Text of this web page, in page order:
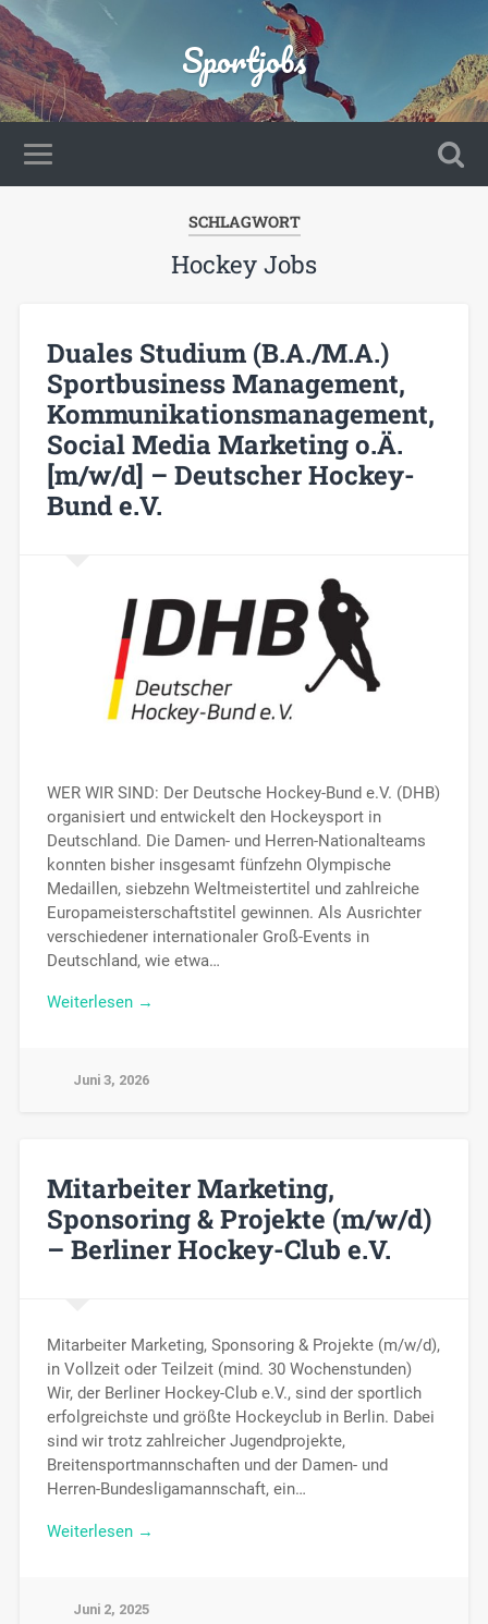
Sportjobs
SCHLAGWORT
Hockey Jobs
Duales Studium (B.A./M.A.)
Sportbusiness Management,
Kommunikationsmanagement,
Social Media Marketing o.Ä.
[m/w/d] – Deutscher Hockey-
Bund e.V.
WER WIR SIND: Der Deutsche Hockey-Bund e.V. (DHB)
organisiert und entwickelt den Hockeysport in
Deutschland. Die Damen- und Herren-Nationalteams
konnten bisher insgesamt fünfzehn Olympische
Medaillen, siebzehn Weltmeistertitel und zahlreiche
Europameisterschaftstitel gewinnen. Als Ausrichter
verschiedener internationaler Groß-Events in
Deutschland, wie etwa…
Weiterlesen →
Juni 3, 2026
Mitarbeiter Marketing,
Sponsoring & Projekte (m/w/d)
– Berliner Hockey-Club e.V.
Mitarbeiter Marketing, Sponsoring & Projekte (m/w/d),
in Vollzeit oder Teilzeit (mind. 30 Wochenstunden)
Wir, der Berliner Hockey-Club e.V., sind der sportlich
erfolgreichste und größte Hockeyclub in Berlin. Dabei
sind wir trotz zahlreicher Jugendprojekte,
Breitensportmannschaften und der Damen- und
Herren-Bundesligamannschaft, ein…
Weiterlesen →
Juni 2, 2025